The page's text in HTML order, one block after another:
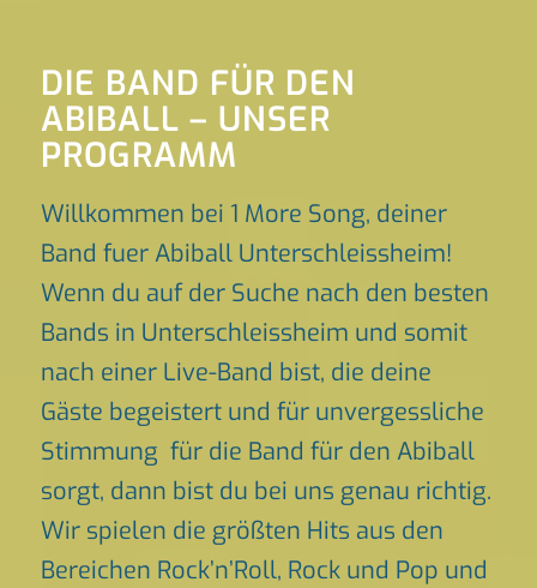
DIE BAND FÜR DEN
ABIBALL – UNSER
PROGRAMM
Willkommen bei 1 More Song, deiner
Band fuer Abiball Unterschleissheim!
Wenn du auf der Suche nach den besten
Bands in Unterschleissheim und somit
nach einer Live-Band bist, die deine
Gäste begeistert und für unvergessliche
Stimmung für die Band für den Abiball
sorgt, dann bist du bei uns genau richtig.
Wir spielen die größten Hits aus den
Bereichen Rock’n’Roll, Rock und Pop und